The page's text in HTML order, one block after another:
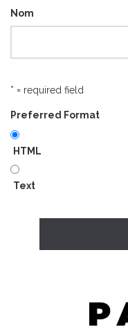
Nom
* = required field
Preferred Format
HTML
Text